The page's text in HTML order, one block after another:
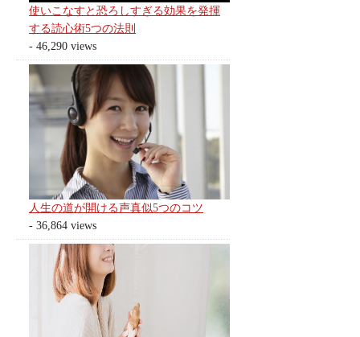
使いこなすと恐ろしすぎる効果を発揮
する読心術5つの法則
- 46,290 views
人生の道が開ける声真似5つのコツ
- 36,864 views